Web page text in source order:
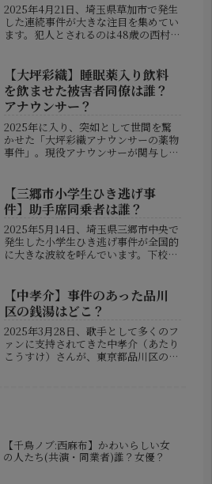
2025年4月21日、埼玉県草加市で発生
した連続事件が大きな注目を集めてい
ます。犯人とされるのは48歳の西村大
に現行犯逮捕されました。しかし、こ
の騒動は単なる不法侵入では終...
【大坪彩織】睡眠薬入り飲料
を飲ませた被害者同僚は誰？
アナウンサー？
2025年に入り、突如として世間を驚
かせた「大坪彩織アナウンサーの薬物
事件」。現役アナウンサーが関与した
注目を集めているのが「被害者は誰な
のか？」という点です。同じ職場の...
【三郷市小学生ひき逃げ事
件】助手席同乗者は誰？
2025年5月14日、埼玉県三郷市中央で
発生した小学生ひき逃げ事件が全国的
に大きな波紋を呼んでいます。下校中
軽傷を負うという痛ましい事故に発展
しました。その後の警察の捜査...
【中孝介】事件のあった品川
区の銭湯はどこ？
2025年3月28日、歌手として多くのフ
ァンに支持されてきた中孝介（あたり
こうすけ）さんが、東京都品川区の銭
【千鳥ノブ:西麻布】かわいらしい女
の人たち(共演・同業者)誰？女優？